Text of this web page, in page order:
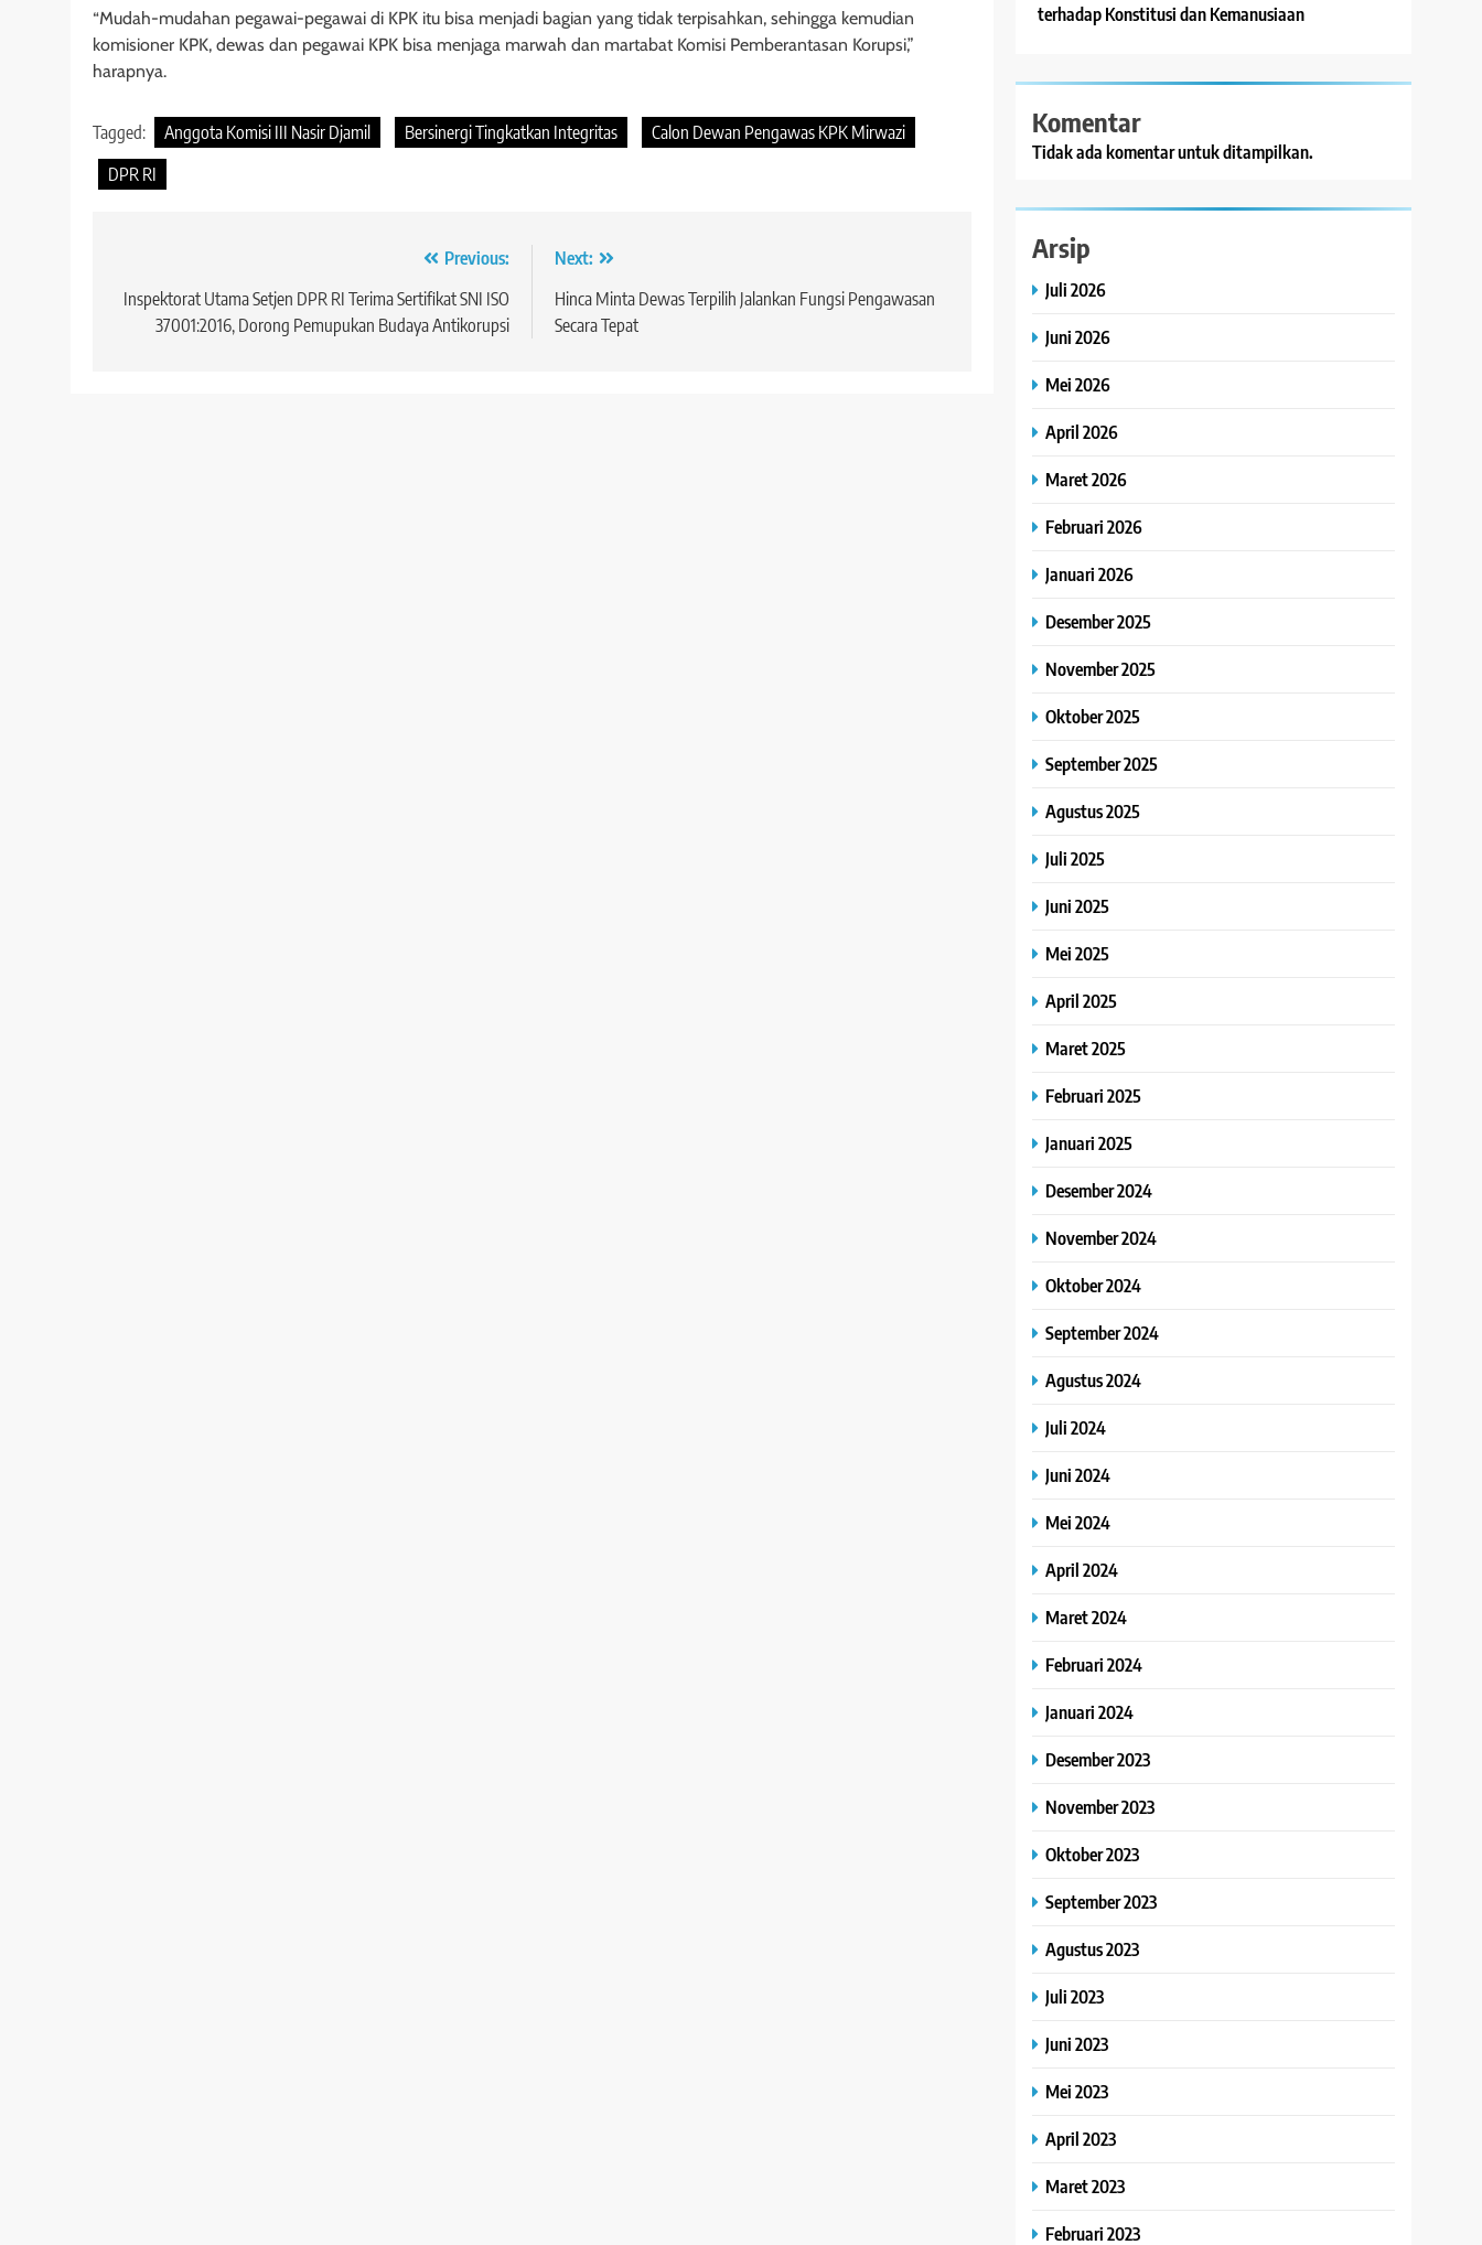
“Mudah-mudahan pegawai-pegawai di KPK itu bisa menjadi bagian yang tidak terpisahkan, sehingga kemudian
komisioner KPK, dewas dan pegawai KPK bisa menjaga marwah dan martabat Komisi Pemberantasan Korupsi,”
harapnya.
Tagged: Anggota Komisi III Nasir Djamil Bersinergi Tingkatkan Integritas
Calon Dewan Pengawas KPK Mirwazi
DPR RI
pos
Previous:
Inspektorat Utama Setjen DPR RI Terima Sertifikat SNI ISO
37001:2016, Dorong Pemupukan Budaya Antikorupsi
Next:
Hinca Minta Dewas Terpilih Jalankan Fungsi Pengawasan
Secara Tepat
terhadap Konstitusi dan Kemanusiaan
Komentar
Tidak ada komentar untuk ditampilkan.
Arsip
Juli 2026
Juni 2026
Mei 2026
April 2026
Maret 2026
Februari 2026
Januari 2026
Desember 2025
November 2025
Oktober 2025
September 2025
Agustus 2025
Juli 2025
Juni 2025
Mei 2025
April 2025
Maret 2025
Februari 2025
Januari 2025
Desember 2024
November 2024
Oktober 2024
September 2024
Agustus 2024
Juli 2024
Juni 2024
Mei 2024
April 2024
Maret 2024
Februari 2024
Januari 2024
Desember 2023
November 2023
Oktober 2023
September 2023
Agustus 2023
Juli 2023
Juni 2023
Mei 2023
April 2023
Maret 2023
Februari 2023